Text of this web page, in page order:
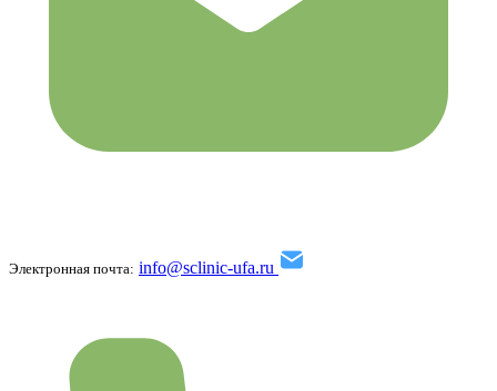
Электронная почта: info@sclinic-ufa.ru